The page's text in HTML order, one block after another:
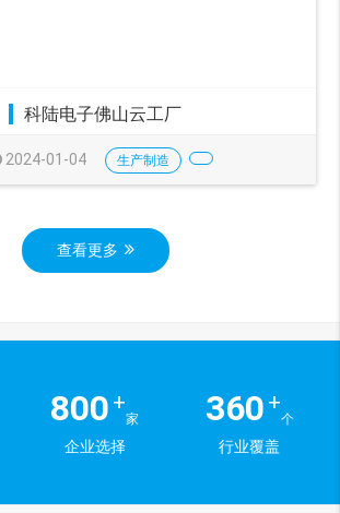
科陆电子佛山云工厂
2024-01-04 生产制造
查看更多
800 +
家
企业选择
360 +
个
行业覆盖